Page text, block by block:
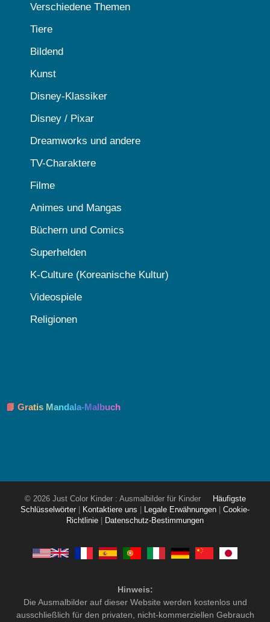
Verschiedene Themen
Tiere
Bildend
Kunst
Disney-Klassiker
Disney / Pixar
Dreamworks und andere
TV-Charaktere
Filme
Animes und Mangas
Büchern und Comics
Superhelden
K-Culture (Koreanische Kultur)
Videospiele
Religionen
📘 Gratis Mandala-Malbuch
© 2026 Just Color Kinder : Ausmalbilder für Kinder
Häufigste
Schlüsselwörter
Kontaktiere uns Legale Erwähnungen
Cookie-
Richtlinie
Datenschutz-Bestimmungen
Hinweis:
Die Ausmalbilder auf dieser Website werden kostenlos und
ausschließlich für den privaten, nicht-kommerziellen Gebrauch